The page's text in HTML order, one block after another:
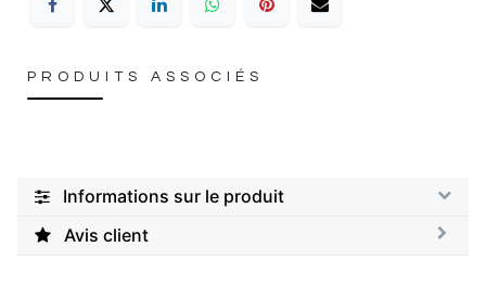
PRODUITS ASSOCIÉS
Informations sur le produit
Avis client